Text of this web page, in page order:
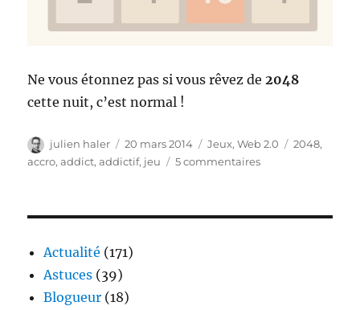
Ne vous étonnez pas si vous rêvez de2048
cette nuit, c’est normal !
Auteur
julien haler
Publié
le
20 mars 2014 Catégories
Jeux,Web 2.0 Étiquettes
2048,
accro,addict,addictif, jeu 5 commentairessur
Actualité (171)
Astuces (39)
Blogueur (18)